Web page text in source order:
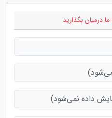
درمیان بگذارید